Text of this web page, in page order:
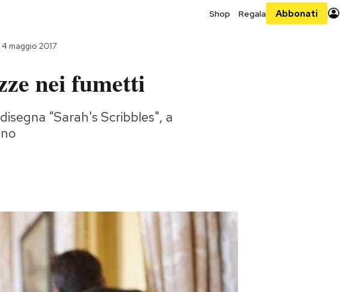
Shop Regala Abbonati
maggio 2017
nei fumetti
"Sarah's Scribbles", a